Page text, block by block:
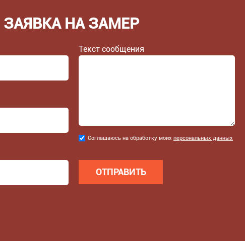
ЗАЯВКА НА ЗАМЕР
Текст сообщения
Соглашаюсь
данных
Соглашаюсь на обработку моих персональных данных